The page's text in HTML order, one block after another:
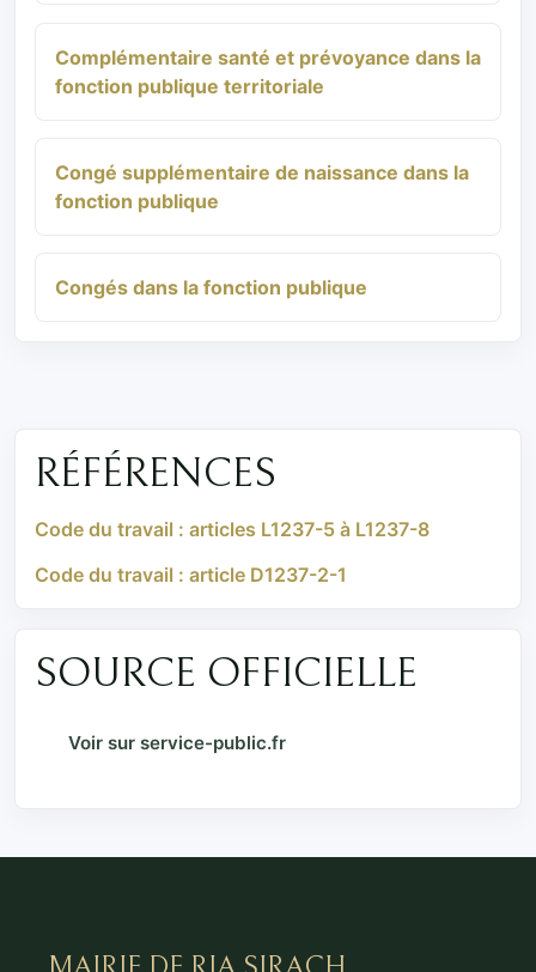
Complémentaire santé et prévoyance dans la
fonction publique territoriale
Congé supplémentaire de naissance dans la
fonction publique
Congés dans la fonction publique
RÉFÉRENCES
Code du travail : articles L1237-5 à L1237-8
Code du travail : article D1237-2-1
SOURCE OFFICIELLE
Voir sur service-public.fr